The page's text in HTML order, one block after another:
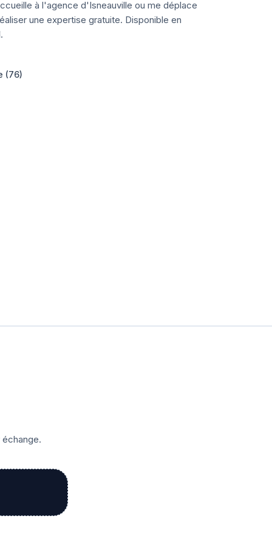
à l'agence d'Isneauville ou me déplace
une expertise gratuite. Disponible en
(76)